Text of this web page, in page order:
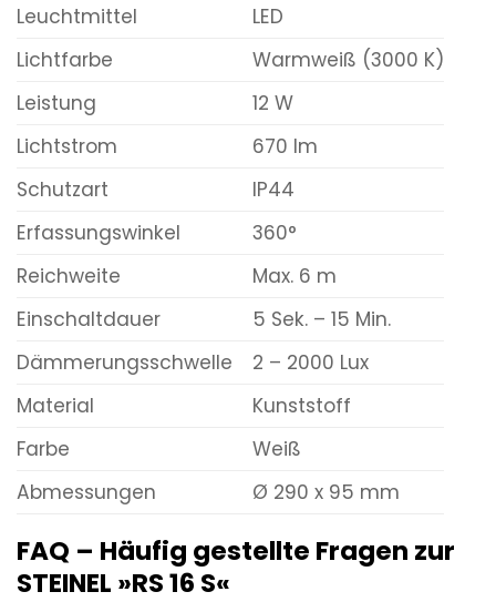
Leuchtmittel
LED
Lichtfarbe
Warmweiß (3000 K)
Leistung
12 W
Lichtstrom
670 lm
Schutzart
IP44
Erfassungswinkel
360°
Reichweite
Max. 6 m
Einschaltdauer
5 Sek. – 15 Min.
Dämmerungsschwelle
2 – 2000 Lux
Material
Kunststoff
Farbe
Weiß
Abmessungen
Ø 290 x 95 mm
FAQ – Häufig gestellte Fragen zur
STEINEL »RS 16 S«